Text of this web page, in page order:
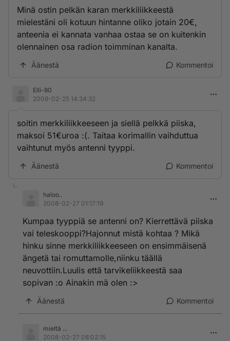
Minä ostin pelkän karan merkkiliikkeestä
mielestäni oli kotuun hintanne oliko jotain 20€,
anteenia ei kannata vanhaa ostaa se on kuitenkin
olennainen osa radion toimminan kanalta.
Äänestä Kommentoi
Elli-80
2008-02-25 14:34:32
soitin merkkiliikkeeseen ja siellä pelkkä piiska,
maksoi 51€uroa :(. Taitaa korimallin vaihduttua
vaihtunut myös antenni tyyppi.
Äänestä Kommentoi
haloo..
2008-02-27 01:17:19
Kumpaa tyyppiä se antenni on? Kierrettävä piiska
vai teleskooppi?Hajonnut mistä kohtaa ? Mikä
hinku sinne merkkiliikkeeseen on ensimmäisenä
ängetä tai romuttamolle,niinku täällä
neuvottiin.Luulis että tarvikeliikkeestä saa
sopivan :o Ainakin mä olen :>
Äänestä Kommentoi
mieltä ...
2008-02-27 08:02:15